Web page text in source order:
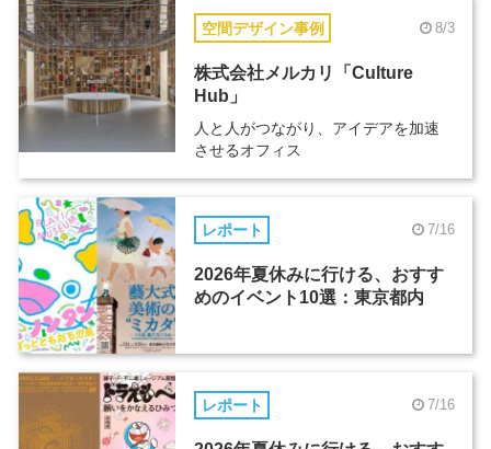
空間デザイン事例 8/3
株式会社メルカリ「Culture
Hub」
人と人がつながり、アイデアを加速
させるオフィス
レポート 7/16
2026年夏休みに行ける、おすす
めのイベント10選：東京都内
レポート 7/16